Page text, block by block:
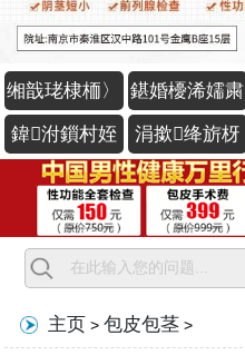
缃戠珯棣栭〉 鍖婚櫌浠嬬粛
鍏泭鎻村姪 涓撳绛旂枒
主页 >包皮包茎 >